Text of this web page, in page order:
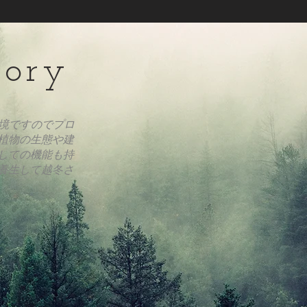
ですのでプロ
物の生態や建
ての機能も持
生して越冬さ